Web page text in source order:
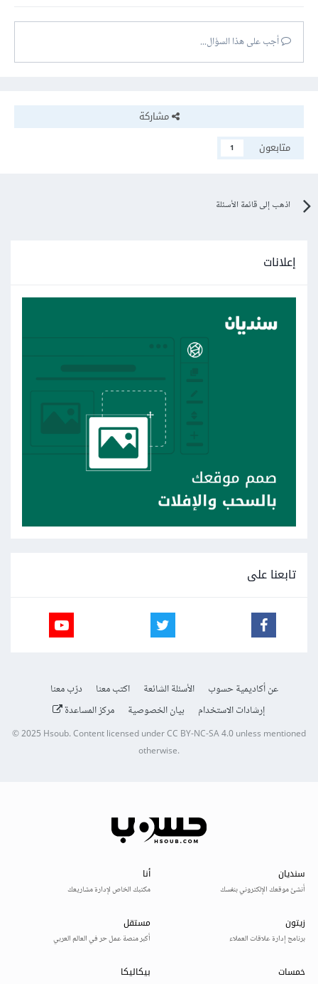
أجب على هذا السؤال...
مشاركة
متابعون
1
اذهب إلى قائمة الأسئلة
إعلانات
تابعنا على
عن أكاديمية حسوب الأسئلة الشائعة اكتب معنا
درّب معنا
إرشادات الاستخدام
بيان الخصوصية مركز المساعدة
© 2025Hsoub.Content licensed underCC BY-NC-SA 4.0unless mentioned
otherwise.